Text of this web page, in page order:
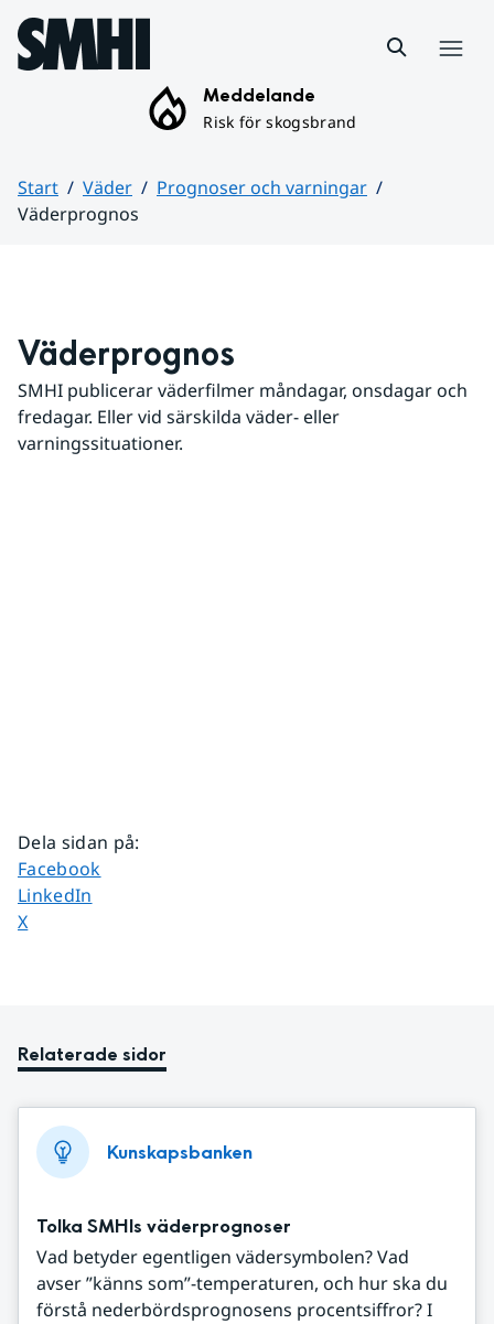
Hoppa till sidans innehåll
Meddelande
Risk för skogsbrand
Start Väder
Prognoser och varningar
Väderprognos
Väderprognos
SMHI publicerar väderfilmer måndagar, onsdagar och
fredagar. Eller vid särskilda väder- eller
varningssituationer.
Dela sidan på:
Dela sidan på
Facebook
Dela sidan på
LinkedIn
Dela sidan på
X
Relaterade sidor
Kunskapsbanken
Tolka SMHIs väderprognoser
Vad betyder egentligen vädersymbolen? Vad
avser ”känns som”-temperaturen, och hur ska du
förstå nederbördsprognosens procentsiffror? I